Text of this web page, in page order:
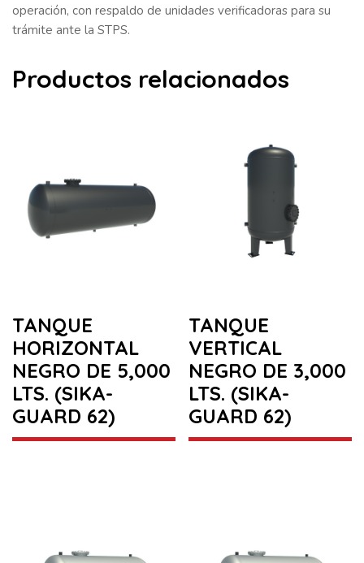
operación, con respaldo de unidades verificadoras para su
trámite ante la STPS.
Productos relacionados
TANQUE
HORIZONTAL
NEGRO DE 5,000
LTS. (SIKA-
GUARD 62)
TANQUE
VERTICAL
NEGRO DE 3,000
LTS. (SIKA-
GUARD 62)